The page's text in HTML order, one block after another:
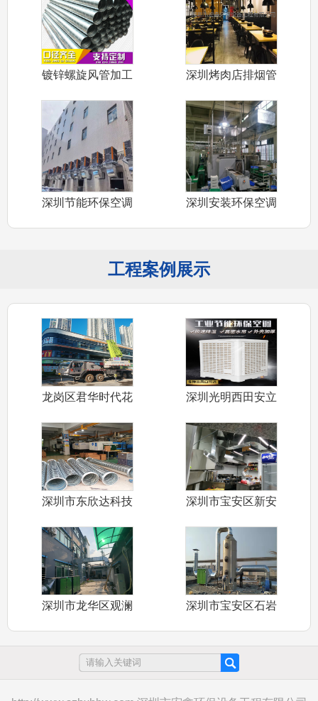
镀锌螺旋风管加工
深圳烤肉店排烟管
深圳节能环保空调
深圳安装环保空调
工程案例展示
龙岗区君华时代花
深圳光明西田安立
深圳市东欣达科技
深圳市宝安区新安
深圳市龙华区观澜
深圳市宝安区石岩